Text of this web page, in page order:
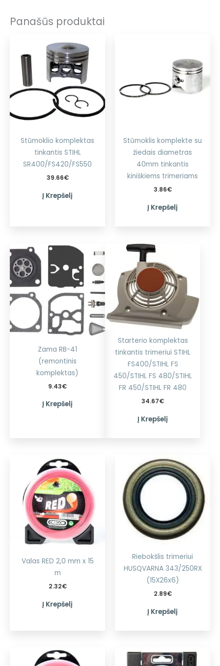
Panašūs produktai
Stūmoklio komplektas
tinkantis STIHL
SR400/FS420/FS550
39.66€
Į Krepšelį
Stūmoklis komplekte su
žiedais diametras
40mm tinkantis
kiniškiems trimeriams
3.86€
Į Krepšelį
Zama RB-41
(remontinis
komplektas)
9.43€
Į Krepšelį
Starterio komplektas
tinkantis trimeriui STIHL
FS400/STIHL FS
450/STIHL FS 480/STIHL
FR 450/STIHL FR 480
34.67€
Į Krepšelį
Valas RED 2,0 mm x 15
m
2.32€
Į Krepšelį
Riebokšlis trimeriui
HUSQVARNA 343/250RX
(15X26x6)
2.89€
Į Krepšelį